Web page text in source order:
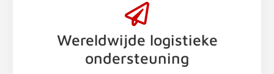
Wereldwijde logistieke
ondersteuning